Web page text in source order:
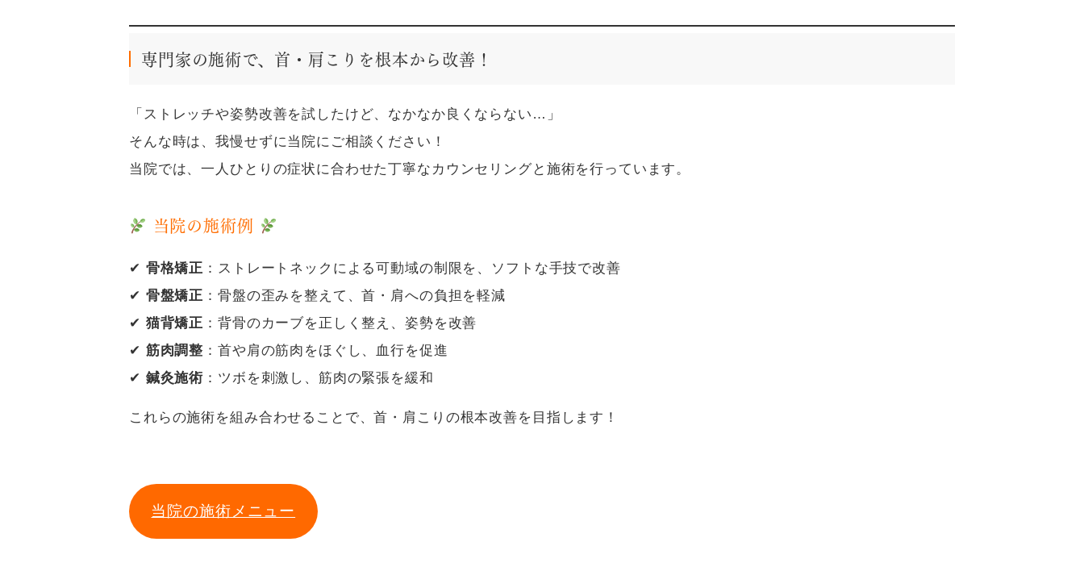
専門家の施術で、首・肩こりを根本から改善！
「ストレッチや姿勢改善を試したけど、なかなか良くならない…」
そんな時は、我慢せずに当院にご相談ください！
当院では、一人ひとりの症状に合わせた丁寧なカウンセリングと施術を行っています。
当院の施術例
✔ 骨格矯正 ：ストレートネックによる可動域の制限を、ソフトな手技で改善
✔ 骨盤矯正 ：骨盤の歪みを整えて、首・肩への負担を軽減
✔ 猫背矯正 ：背骨のカーブを正しく整え、姿勢を改善
✔ 筋肉調整 ：首や肩の筋肉をほぐし、血行を促進
✔ 鍼灸施術 ：ツボを刺激し、筋肉の緊張を緩和
これらの施術を組み合わせることで、首・肩こりの根本改善を目指します！
当院の施術メニュー